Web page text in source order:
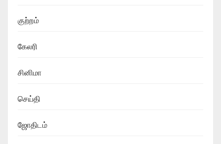
குற்றம்
கேலரி
சினிமா
செய்தி
ஜோதிடம்